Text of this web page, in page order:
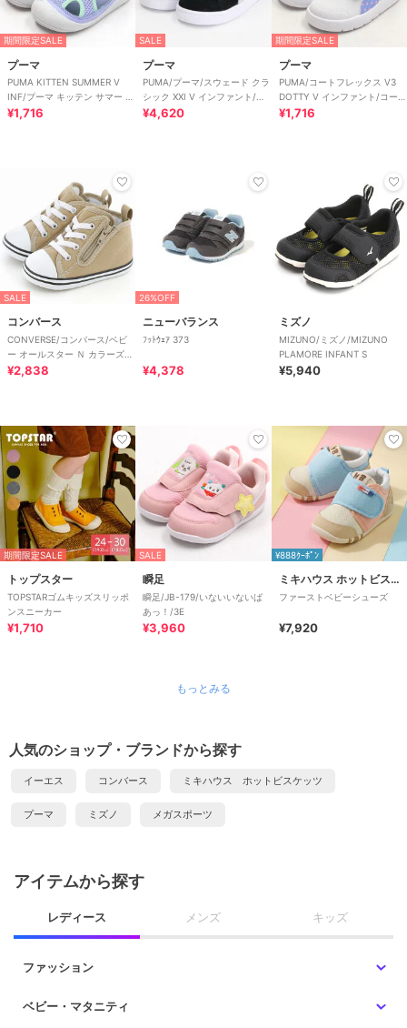
期間限定SALE
プーマ
PUMA KITTEN SUMMER V
INF/プーマ キッテン サマー V
インファント
¥1,716
SALE
プーマ
PUMA/プーマ/スウェード クラ
シック XXI V インファント/ベ
ビー
¥4,620
期間限定SALE
プーマ
PUMA/コートフレックス V3
DOTTY V インファント/コート
フレックス V3 ドッティ
¥1,716
SALE
コンバース
CONVERSE/コンバース/ベビ
ー オールスター Ｎ カラーズ
Ｚ
¥2,838
26%OFF
ニューバランス
ﾌｯﾄｳｪｱ 373
¥4,378
ミズノ
MIZUNO/ミズノ/MIZUNO
PLAMORE INFANT S
¥5,940
期間限定SALE
トップスター
TOPSTARゴムキッズスリッポ
ンスニーカー
¥1,710
SALE
瞬足
瞬足/JB-179/いないいないば
あっ！/3E
¥3,960
¥888ｸｰﾎﾟﾝ
ミキハウス ホットビスケッツ
ファーストベビーシューズ
¥7,920
もっとみる
人気のショップ・ブランドから探す
イーエス コンバース ミキハウス ホットビスケッツ
プーマ ミズノ メガスポーツ
アイテムから探す
レディース メンズ キッズ
ファッション
ベビー・マタニティ